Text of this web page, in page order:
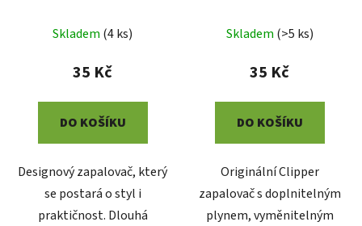
Skladem (4 ks)
35 Kč
DO KOŠÍKU
Designový zapalovač, který
se postará o styl i
praktičnost. Dlouhá
Skladem (>5 ks)
35 Kč
DO KOŠÍKU
Originální Clipper
zapalovač s doplnitelným
plynem, vyměnitelným